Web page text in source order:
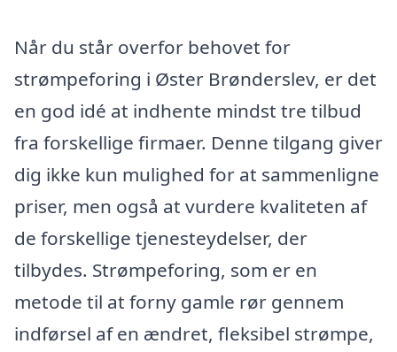
Når du står overfor behovet for
strømpeforing i Øster Brønderslev, er det
en god idé at indhente mindst tre tilbud
fra forskellige firmaer. Denne tilgang giver
dig ikke kun mulighed for at sammenligne
priser, men også at vurdere kvaliteten af
de forskellige tjenesteydelser, der
tilbydes. Strømpeforing, som er en
metode til at forny gamle rør gennem
indførsel af en ændret, fleksibel strømpe,